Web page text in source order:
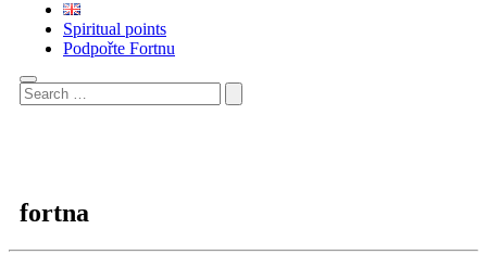
Spiritual points
Podpořte Fortnu
fortna